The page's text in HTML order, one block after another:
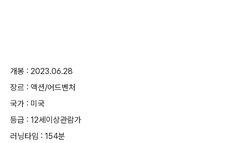
개봉 : 2023.06.28
장르 : 액션/어드벤처
국가 : 미국
등급 : 12세이상관람가
러닝타임 : 154분